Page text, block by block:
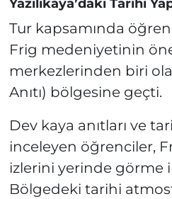
Yazılıkaya’daki Tarihi
Tur kapsamında
Frig medeniyetinin
merkezlerinden biri
Anıtı) bölgesine geçti.
Dev kaya anıtları ve
inceleyen öğrenciler,
izlerini yerinde görme
Bölgedeki tarihi